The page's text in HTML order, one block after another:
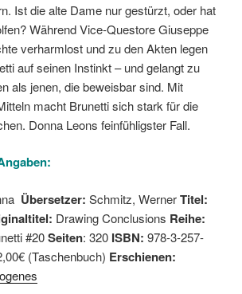
Ist die alte Dame nur gestürzt, oder hat
Während Vice-Questore Giuseppe
verharmlost und zu den Akten legen
auf seinen Instinkt – und gelangt zu
als jenen, die beweisbar sind. Mit
macht Brunetti sich stark für die
Donna Leons feinfühligster Fall.
Übersetzer: Schmitz, WernerTitel:
Drawing Conclusions Reihe:
#20Seiten: 320 ISBN: 978-3-257-
(Taschenbuch) Erschienen: